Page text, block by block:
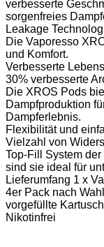
verbesserte
sorgenfreies
Leakage
Die Vaporesso
und Komfort.
Verbesserte
30% verbesserte
Die XROS Pods
Dampfproduktion
Dampferlebnis.
Flexibilität und
Vielzahl von
Top-Fill System
sind sie ideal für
Lieferumfang 1 x
4er Pack nach
vorgefüllte
Nikotinfrei